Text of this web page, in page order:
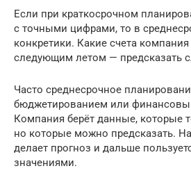
Если при краткосрочном
с точными цифрами, то в
конкретики. Какие счета
следующим летом — предсказать
Часто среднесрочное
бюджетированием или
Компания берёт данные, которые
но которые можно предсказать.
делает прогноз и дальше
значениями.